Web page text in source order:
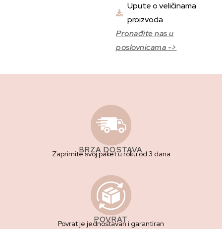
Upute o veličinama
proizvoda
Pronađite nas u
poslovnicama ->
BRZA DOSTAVA
Zaprimite svoj paket u roku od 3 dana
POVRAT
Povrat je jednostavan i garantiran